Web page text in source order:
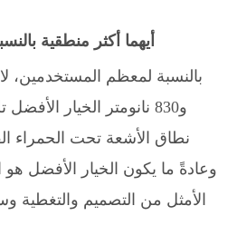
6. أيهما أكثر منطقية
و830 نانومتر الخيار
نطاق الأشعة تحت الحمراء
وعادةً ما يكون الخيار الأفضل هو
الأمثل من التصميم والتغطية